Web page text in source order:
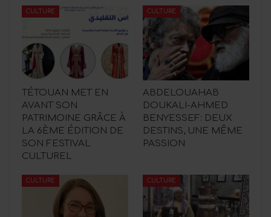
CULTURE
TÉTOUAN MET EN
AVANT SON
PATRIMOINE GRÂCE À
LA 6ÈME ÉDITION DE
SON FESTIVAL
CULTUREL
CULTURE
ABDELOUAHAB
DOUKALI-AHMED
BENYESSEF: DEUX
DESTINS, UNE MÊME
PASSION
CULTURE CULTURE